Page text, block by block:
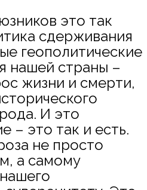
это так
сдерживания
геополитические
нашей страны –
жизни и смерти,
И это
– это так и есть.
не просто
а самому